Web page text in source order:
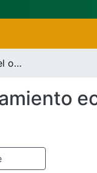
Apropiación social del ordenamiento ecológico en Valle de Guadalupe, Baja California, México